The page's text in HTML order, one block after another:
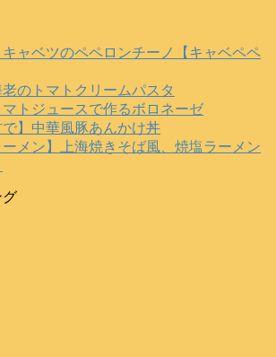
キャベツのペペロンチーノ【キャベペペ
老のトマトクリームパスタ
マトジュースで作るボロネーゼ
で】中華風豚あんかけ丼
ーメン】上海焼きそば風、焼塩ラーメン
グ